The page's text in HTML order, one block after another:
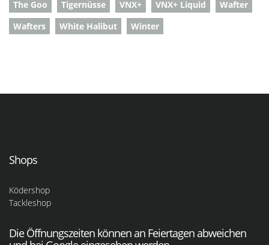
The Goo
Tigernüsse VNX+ VNX+ Liquid
Wafter
Wafters
White Halibut Winter
Shops
Ködershop
Tackleshop
Die Öffnungszeiten können an Feiertagen abweichen